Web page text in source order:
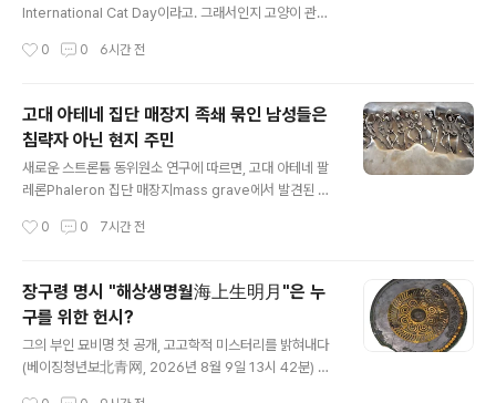
문제를 두고도 대판 붙어 우계는 이 시신은 중종의 시신이
쪽에 비중을 두어 그의 잡록에 그리 서술하였다. 결국 이 시
International Cat Day이라고. 그래서인지 고양이 관련
아슈몰리언 박물관Ashmolean Museums이라는 부속
명하거니와그짝에서 이날을 그냥 넘길 수 없다 해서 고양
이 소재 관련 유물 몇 점을 소개하니 업어온다. 이 분은 Sta
tuette of the cat goddess, Bastet, c.715–332 BC
E. Bronze, copper alloy, 13 x 5.1 x 8.4 cm. AN19
33.1694라고.이집트는 워낙 고양이를 좋아해서 그 수호
성화했다는 대목..
0 0 6시간 전
고대 아테네 집단 매장지 족쇄 묶인 남성들은
침략자 아닌 현지 주민
새로운 스트론튬 동위원소 연구에 따르면, 고대 아테네 팔
레론Phaleron 집단 매장지mass grave에서 발견된 족
혀져, 그들의 비극적인 죽음에 대한 기존 이론을 재고하게
고학적 발견 중 하나였던 이들 유해는 역사학자와 고고학
자들 사이에서 논쟁을 불러일으켰다.이제 새로운 과학적
연구를 통해 이들이 누구였는지에 대한 해답이 마침내 제
시되고 있다.문제의 유적은 아테네 근교 좀 더 규모가 큰 팔
레론 매장지Phaleron Burial Ground에 있는 작은 규모
0 0 7시간 전
장구령 명시 "해상생명월海上生明月"은 누
구를 위한 헌시?
그의 부인 묘비명 첫 공개, 고고학적 미스터리를 밝혀내다
(베이징청년보北青网, 2026년 8월 9일 13시 42분) 당